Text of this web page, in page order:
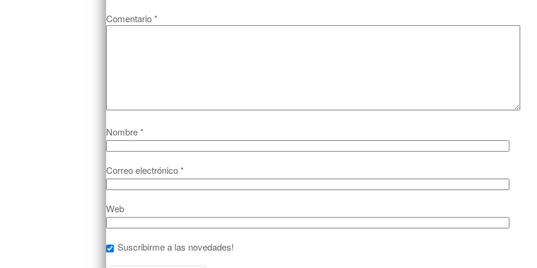
Comentario*
Nombre*
Correo electrónico*
Web
Suscribirme a las novedades!